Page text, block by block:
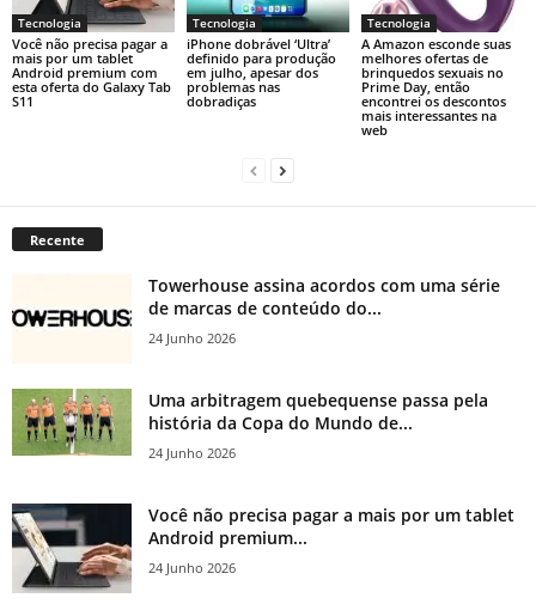
Tecnologia
Você não precisa pagar a
mais por um tablet
Android premium com
esta oferta do Galaxy Tab
S11
Tecnologia
iPhone dobrável ‘Ultra’
definido para produção
em julho, apesar dos
problemas nas
dobradiças
Tecnologia
A Amazon esconde suas
melhores ofertas de
brinquedos sexuais no
Prime Day, então
encontrei os descontos
mais interessantes na
web
Recente
Towerhouse assina acordos com uma série
de marcas de conteúdo do...
24 Junho 2026
Uma arbitragem quebequense passa pela
história da Copa do Mundo de...
24 Junho 2026
Você não precisa pagar a mais por um tablet
Android premium...
24 Junho 2026